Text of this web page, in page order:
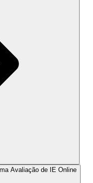
Avaliação de IE Online